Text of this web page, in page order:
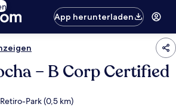
App herunterladen
– B Corp Certified
Park (0,5 km)